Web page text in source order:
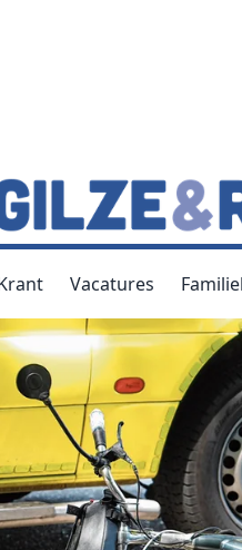
Vacatures